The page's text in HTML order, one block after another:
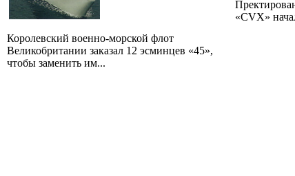
Королевский военно-морской флот
Великобритании заказал 12 эсминцев «45»,
чтобы заменить им...
«CVX»